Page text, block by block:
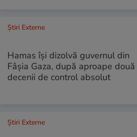
Știri Externe
Hamas își dizolvă guvernul din
Fâșia Gaza, după aproape două
decenii de control absolut
Știri Externe